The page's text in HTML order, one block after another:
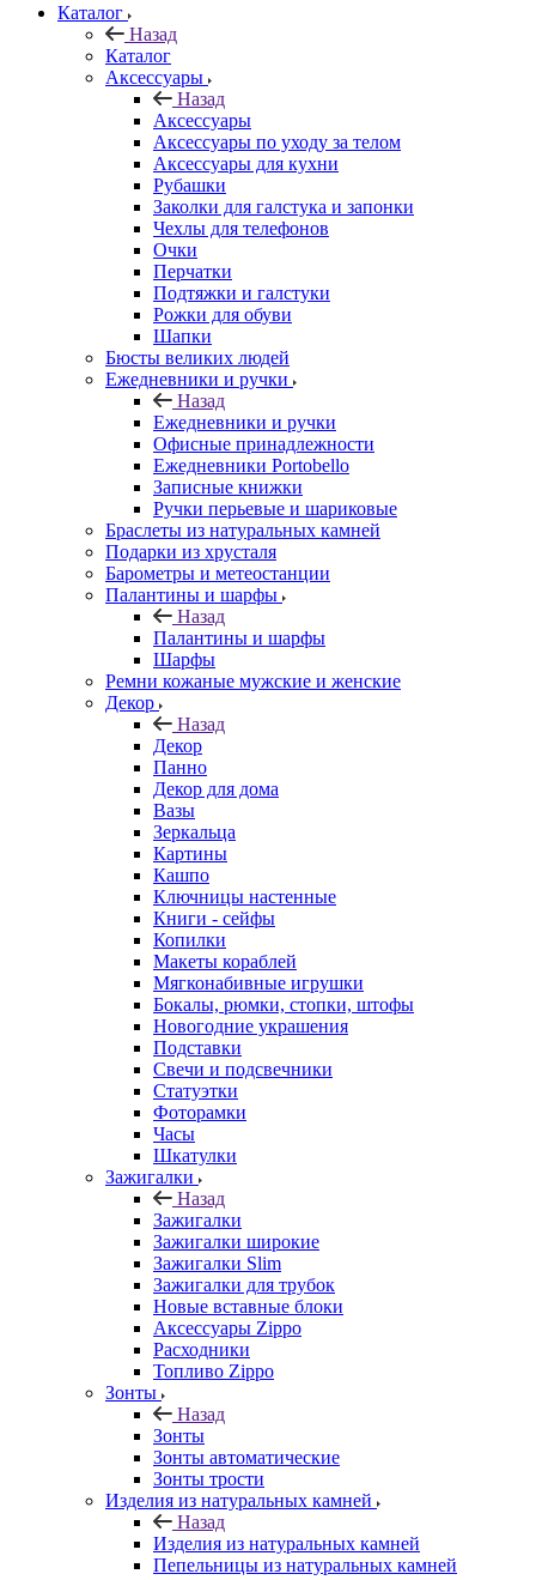
Каталог
Назад
Каталог
Аксессуары
Назад
Аксессуары
Аксессуары по уходу за телом
Аксессуары для кухни
Рубашки
Заколки для галстука и запонки
Чехлы для телефонов
Очки
Перчатки
Подтяжки и галстуки
Рожки для обуви
Шапки
Бюсты великих людей
Ежедневники и ручки
Назад
Ежедневники и ручки
Офисные принадлежности
Ежедневники Portobello
Записные книжки
Ручки перьевые и шариковые
Браслеты из натуральных камней
Подарки из хрусталя
Барометры и метеостанции
Палантины и шарфы
Назад
Палантины и шарфы
Шарфы
Ремни кожаные мужские и женские
Декор
Назад
Декор
Панно
Декор для дома
Вазы
Зеркальца
Картины
Кашпо
Ключницы настенные
Книги - сейфы
Копилки
Макеты кораблей
Мягконабивные игрушки
Бокалы, рюмки, стопки, штофы
Новогодние украшения
Подставки
Свечи и подсвечники
Статуэтки
Фоторамки
Часы
Шкатулки
Зажигалки
Назад
Зажигалки
Зажигалки широкие
Зажигалки Slim
Зажигалки для трубок
Новые вставные блоки
Аксессуары Zippo
Расходники
Топливо Zippo
Зонты
Назад
Зонты
Зонты автоматические
Зонты трости
Изделия из натуральных камней
Назад
Изделия из натуральных камней
Пепельницы из натуральных камней